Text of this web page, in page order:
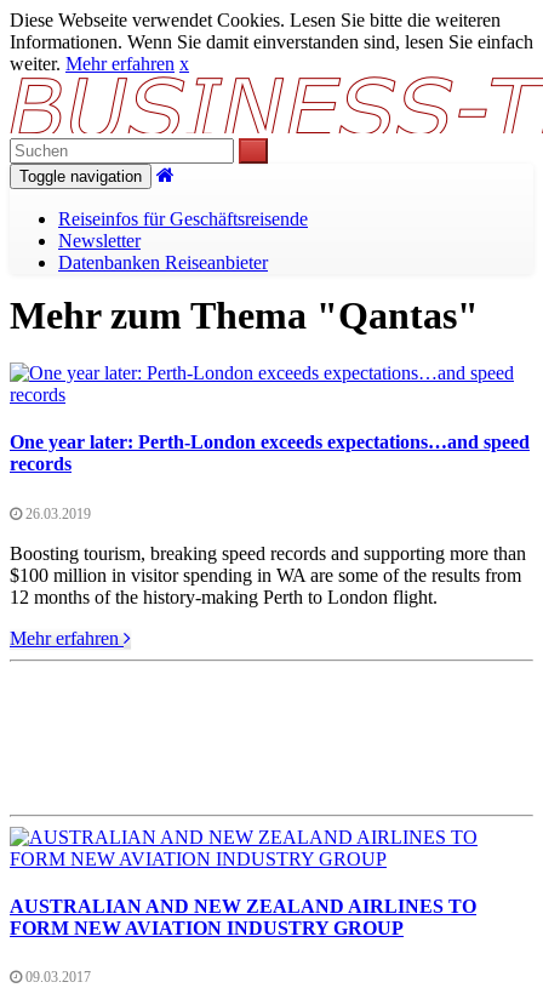
Diese Webseite verwendet Cookies. Lesen Sie bitte die weiteren
Informationen. Wenn Sie damit einverstanden sind, lesen Sie einfach
weiter. Mehr erfahren x
Toggle navigation
Reiseinfos für Geschäftsreisende
Newsletter
Datenbanken Reiseanbieter
Mehr zum Thema "Qantas"
One year later: Perth-London exceeds expectations…and speed
records
26.03.2019
Boosting tourism, breaking speed records and supporting more than
$100 million in visitor spending in WA are some of the results from
12 months of the history-making Perth to London flight.
Mehr erfahren
AUSTRALIAN AND NEW ZEALAND AIRLINES TO
FORM NEW AVIATION INDUSTRY GROUP
09.03.2017